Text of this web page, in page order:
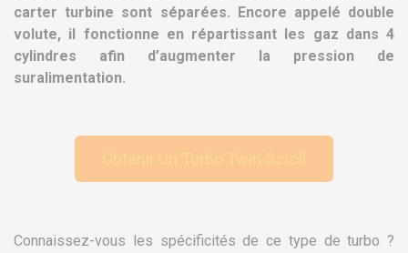
carter turbine sont séparées. Encore appelé double
volute, il fonctionne en répartissant les gaz dans 4
cylindres afin d’augmenter la pression de
suralimentation.
Connaissez-vous les spécificités de ce type de turbo ?